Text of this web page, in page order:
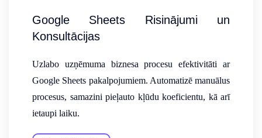
Google Sheets Risinājumi un
Konsultācijas
Uzlabo uzņēmuma biznesa procesu efektivitāti ar
Google Sheets pakalpojumiem. Automatizē manuālus
procesus, samazini pieļauto kļūdu koeficientu, kā arī
ietaupi laiku.